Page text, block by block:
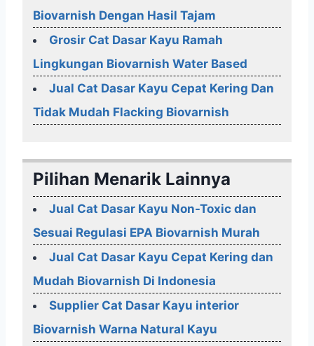
Biovarnish Dengan Hasil Tajam
Grosir Cat Dasar Kayu Ramah
Lingkungan Biovarnish Water Based
Jual Cat Dasar Kayu Cepat Kering Dan
Tidak Mudah Flacking Biovarnish
Pilihan Menarik Lainnya
Jual Cat Dasar Kayu Non-Toxic dan
Sesuai Regulasi EPA Biovarnish Murah
Jual Cat Dasar Kayu Cepat Kering dan
Mudah Biovarnish Di Indonesia
Supplier Cat Dasar Kayu interior
Biovarnish Warna Natural Kayu